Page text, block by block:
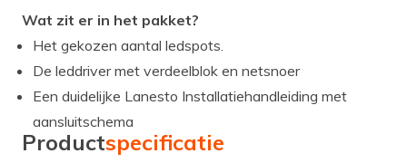
Wat zit er in het pakket?
Het gekozen aantal ledspots.
De leddriver met verdeelblok en netsnoer
Een duidelijke Lanesto Installatiehandleiding met
aansluitschema
Productspecificatie